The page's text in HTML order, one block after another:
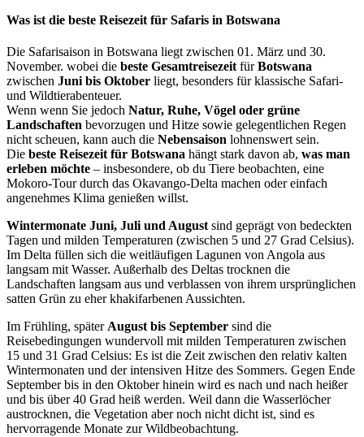
Was ist die beste Reisezeit für Safaris in Botswana
Die Safarisaison in Botswana liegt zwischen 01. März und 30.
November. wobei die beste GesamtreisezeitfürBotswana
zwischen Juni bis Oktober liegt, besonders für klassische Safari-
und Wildtierabenteuer.
Wenn wenn Sie jedoch Natur, Ruhe, Vögel oder grüne
Landschaften bevorzugen und Hitze sowie gelegentlichen Regen
nicht scheuen, kann auch die Nebensaison lohnenswert sein.
Die beste Reisezeit für Botswana hängt stark davon ab, was man
erleben möchte – insbesondere, ob du Tiere beobachten, eine
Mokoro-Tour durch das Okavango-Delta machen oder einfach
angenehmes Klima genießen willst.
Wintermonate Juni, Juli und Augustsind geprägt von bedeckten
Tagen und milden Temperaturen (zwischen 5 und 27 Grad Celsius).
Im Delta füllen sich die weitläufigen Lagunen von Angola aus
langsam mit Wasser. Außerhalb des Deltas trocknen die
Landschaften langsam aus und verblassen von ihrem ursprünglichen
satten Grün zu eher khakifarbenen Aussichten.
Im Frühling, späterAugust bis September sind die
Reisebedingungen wundervoll mit milden Temperaturen zwischen
15 und 31 Grad Celsius: Es ist die Zeit zwischen den relativ kalten
Wintermonaten und der intensiven Hitze des Sommers. Gegen Ende
September bis in den Oktober hinein wird es nach und nach heißer
und bis über 40 Grad heiß werden. Weil dann die Wasserlöcher
austrocknen, die Vegetation aber noch nicht dicht ist, sind es
hervorragende Monate zur Wildbeobachtung.